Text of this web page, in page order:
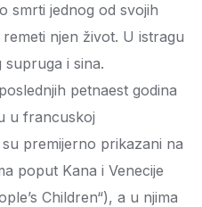
smrti jednog od svojih
njen život. U istragu
supruga i sina.
petnaest godina
u francuskoj
premijerno prikazani na
poput Kana i Venecije
Children“), a u njima